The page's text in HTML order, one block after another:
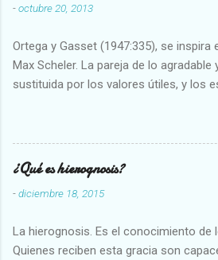
-octubre 20, 2013
Ortega y Gasset (1947:335), se inspira
Max Scheler. La pareja de lo agradable
sustituida por los valores útiles, y los
Abundante-Escaso,etc 2 VITALES
Vulgar Enérgico-Inerte Fuerte-Débil,etc.
Intelectuales Conocimiento-Error
Evidente-Probable,etc b) Morales
malvado Justo-Injusto Escrupuloso-
Armonioso-Inarmonioso 4
¿Qué es hierognosis?
-diciembre 18, 2015
La hierognosis. Es el conocimiento de
Quienes reciben esta gracia son